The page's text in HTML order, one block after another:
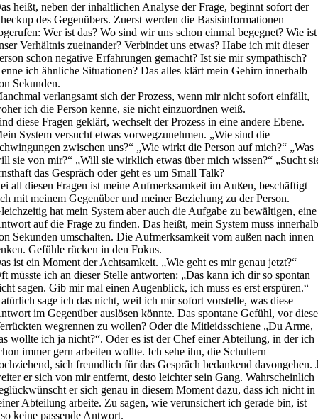
heißt, neben der inhaltlichen Analyse der Frage, beginnt sofort der
des Gegenübers. Zuerst werden die Basisinformationen
Wer ist das? Wo sind wir uns schon einmal begegnet? Wie ist
Verhältnis zueinander? Verbindet uns etwas? Habe ich mit dieser
schon negative Erfahrungen gemacht? Ist sie mir sympathisch?
ich ähnliche Situationen? Das alles klärt mein Gehirn innerhalb
Sekunden.
verlangsamt sich der Prozess, wenn mir nicht sofort einfällt,
ich die Person kenne, sie nicht einzuordnen weiß.
diese Fragen geklärt, wechselt der Prozess in eine andere Ebene.
System versucht etwas vorwegzunehmen. „Wie sind die
zwischen uns?“ „Wie wirkt die Person auf mich?“ „Was
sie von mir?“ „Will sie wirklich etwas über mich wissen?“ „Sucht
das Gespräch oder geht es um Small Talk?
all diesen Fragen ist meine Aufmerksamkeit im Außen, beschäftigt
mit meinem Gegenüber und meiner Beziehung zu der Person.
hat mein System aber auch die Aufgabe zu bewältigen, eine
auf die Frage zu finden. Das heißt, mein System muss
Sekunden umschalten. Die Aufmerksamkeit vom außen nach innen
Gefühle rücken in den Fokus.
ist ein Moment der Achtsamkeit. „Wie geht es mir genau jetzt?“
müsste ich an dieser Stelle antworten: „Das kann ich dir so spontan
sagen. Gib mir mal einen Augenblick, ich muss es erst erspüren.“
sage ich das nicht, weil ich mir sofort vorstelle, was diese
im Gegenüber auslösen könnte. Das spontane Gefühl, vor
wegrennen zu wollen? Oder die Mitleidsschiene „Du Arme,
wollte ich ja nicht?“. Oder es ist der Chef einer Abteilung, in der ich
immer gern arbeiten wollte. Ich sehe ihn, die Schultern
sich freundlich für das Gespräch bedankend davongehen.
er sich von mir entfernt, desto leichter sein Gang. Wahrscheinlich
er sich genau in diesem Moment dazu, dass ich nicht in
Abteilung arbeite. Zu sagen, wie verunsichert ich gerade bin, ist
keine passende Antwort.